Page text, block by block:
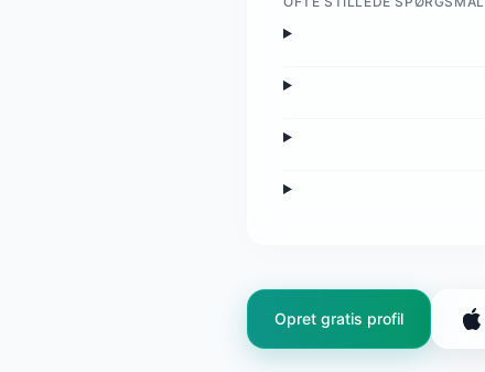
Opret gratis profil